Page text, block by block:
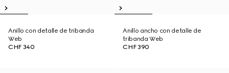
Anillo con detalle de tribanda
Web
CHF 340
Anillo ancho con detalle de
tribanda Web
CHF 390